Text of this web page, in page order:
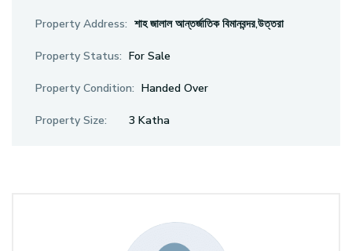
Property Address: শাহ জালাল আন্তর্জাতিক বিমানবন্দর,উত্তরা
Property Status: For Sale
Property Condition: Handed Over
Property Size: 3 Katha